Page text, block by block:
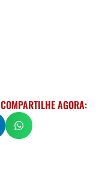
COMPARTILHE AGORA: